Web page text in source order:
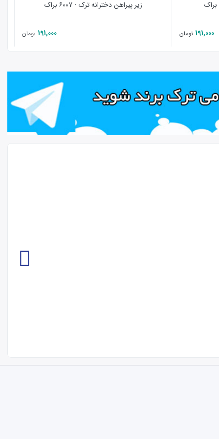
191,000 تومان
زیر پیراهن دخترانه ترک - 6007 براک
191,000 تومان